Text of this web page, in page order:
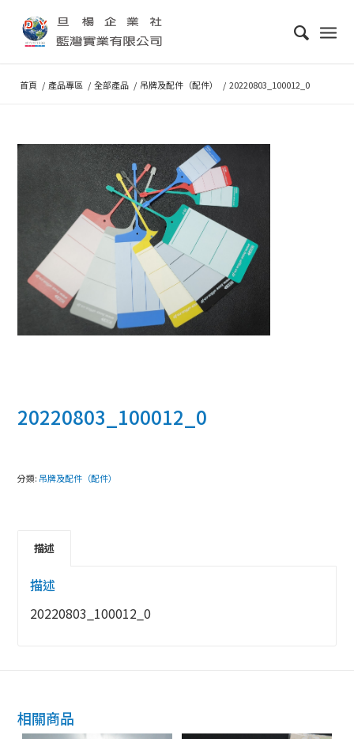
首頁 / 產品專區 / 全部產品 / 吊牌及配件（配件） / 20220803_100012_0
20220803_100012_0
分類: 吊牌及配件（配件）
描述
描述
20220803_100012_0
相關商品